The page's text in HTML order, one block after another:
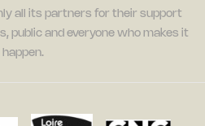
all its partners for their support
public and everyone who makes it
happen.